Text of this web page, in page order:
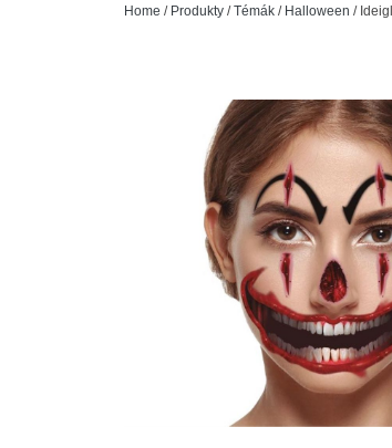
Home / Produkty /Témák / Halloween /